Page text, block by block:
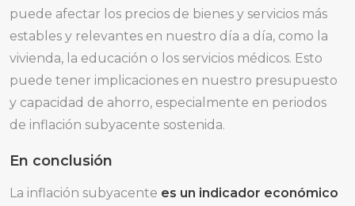
puede afectar los precios de bienes y servicios más
estables y relevantes en nuestro día a día, como la
vivienda, la educación o los servicios médicos. Esto
puede tener implicaciones en nuestro presupuesto
y capacidad de ahorro, especialmente en periodos
de inflación subyacente sostenida.
En conclusión
La inflación subyacente es un indicador económico